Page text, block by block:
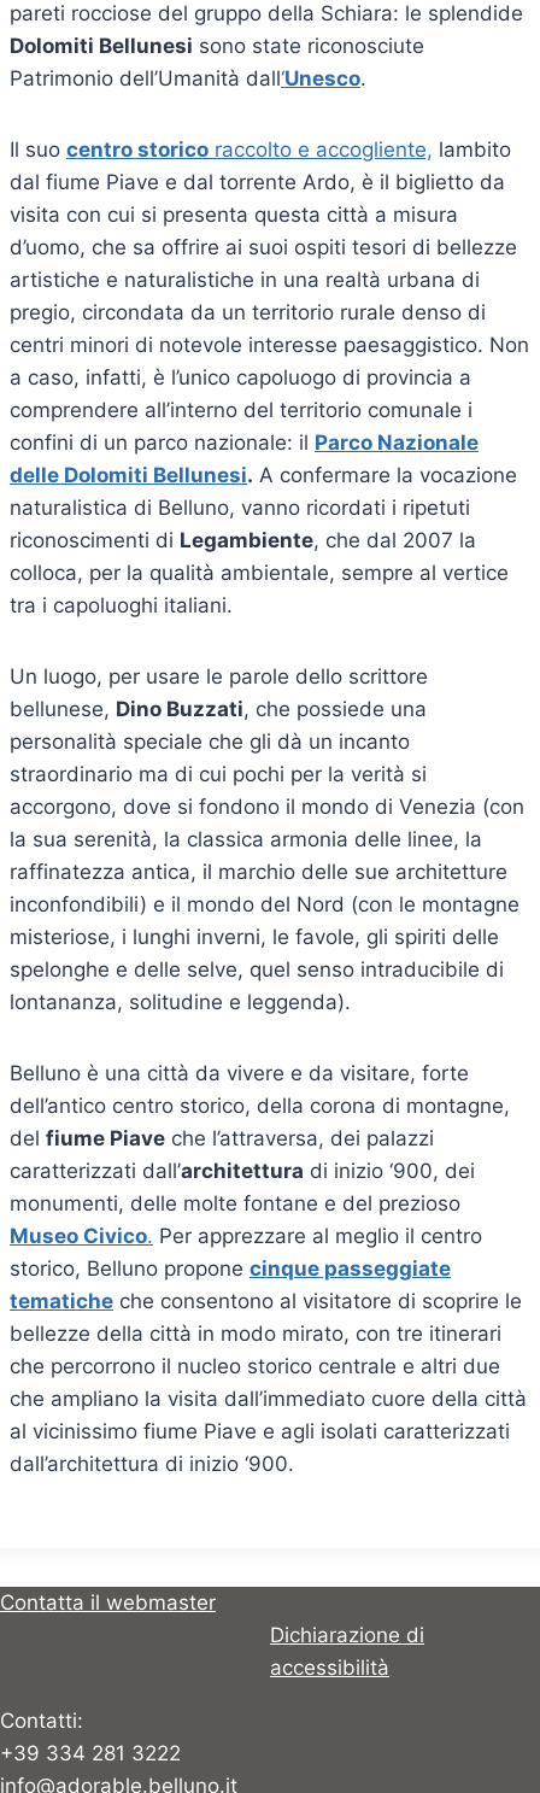
pareti rocciose del gruppo della Schiara: le splendide
Dolomiti Bellunesi sono state riconosciute
Patrimonio dell’Umanità dall‘Unesco.
Il suo centro storico raccolto e accogliente, lambito
dal fiume Piave e dal torrente Ardo, è il biglietto da
visita con cui si presenta questa città a misura
d’uomo, che sa offrire ai suoi ospiti tesori di bellezze
artistiche e naturalistiche in una realtà urbana di
pregio, circondata da un territorio rurale denso di
centri minori di notevole interesse paesaggistico. Non
a caso, infatti, è l’unico capoluogo di provincia a
comprendere all’interno del territorio comunale i
confini di un parco nazionale: il Parco Nazionale
delle Dolomiti Bellunesi. A confermare la vocazione
naturalistica di Belluno, vanno ricordati i ripetuti
riconoscimenti di Legambiente, che dal 2007 la
colloca, per la qualità ambientale, sempre al vertice
tra i capoluoghi italiani.
Un luogo, per usare le parole dello scrittore
bellunese, Dino Buzzati, che possiede una
personalità speciale che gli dà un incanto
straordinario ma di cui pochi per la verità si
accorgono, dove si fondono il mondo di Venezia (con
la sua serenità, la classica armonia delle linee, la
raffinatezza antica, il marchio delle sue architetture
inconfondibili) e il mondo del Nord (con le montagne
misteriose, i lunghi inverni, le favole, gli spiriti delle
spelonghe e delle selve, quel senso intraducibile di
lontananza, solitudine e leggenda).
Belluno è una città da vivere e da visitare, forte
dell’antico centro storico, della corona di montagne,
del fiume Piave che l’attraversa, dei palazzi
caratterizzati dall’architettura di inizio ‘900, dei
monumenti, delle molte fontane e del prezioso
Museo Civico. Per apprezzare al meglio il centro
storico, Belluno propone cinque passeggiate
tematiche che consentono al visitatore di scoprire le
bellezze della città in modo mirato, con tre itinerari
che percorrono il nucleo storico centrale e altri due
che ampliano la visita dall’immediato cuore della città
al vicinissimo fiume Piave e agli isolati caratterizzati
dall’architettura di inizio ‘900.
Contatta il webmaster
Dichiarazione di
accessibilità
Contatti:
+39 334 281 3222
info@adorable.belluno.it